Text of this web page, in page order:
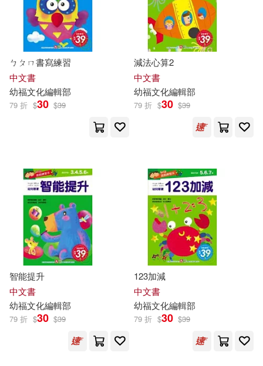
ㄅㄆㄇ書寫練習
中文書
幼福文化編輯部
79 折 $30 $39
減法心算2
中文書
幼福文化編輯部
79 折 $30 $39
智能提升
中文書
幼福文化編輯部
79 折 $30 $39
123加減
中文書
幼福文化編輯部
79 折 $30 $39